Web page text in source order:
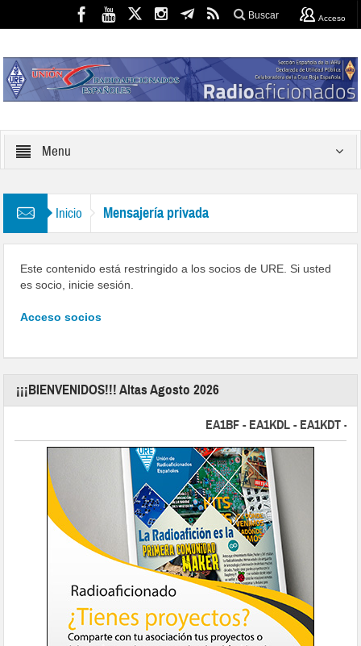
Buscar Acceso
Menu
Inicio Mensajería privada
Este contenido está restringido a los socios de URE. Si usted
es socio, inicie sesión.
Acceso socios
¡¡¡BIENVENIDOS!!! Altas Agosto 2026
EA1BF - EA1KDL - EA1KDT -